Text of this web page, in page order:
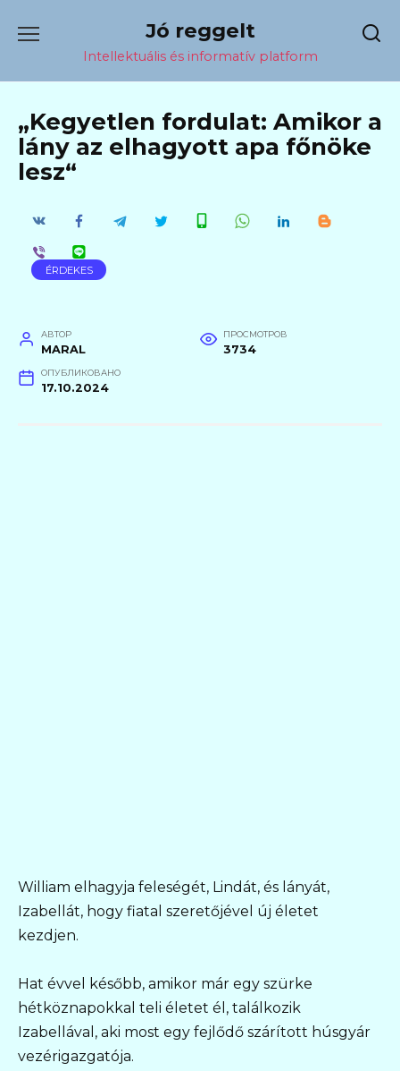
содержанию
Jó reggelt
Intellektuális és informatív platform
„Kegyetlen fordulat: Amikor a
lány az elhagyott apa főnöke
lesz“
ÉRDEKES
АВТОР
MARAL
ПРОСМОТРОВ
3734
ОПУБЛИКОВАНО
17.10.2024
William elhagyja feleségét, Lindát, és lányát,
Izabellát, hogy fiatal szeretőjével új életet
kezdjen.
Hat évvel később, amikor már egy szürke
hétköznapokkal teli életet él, találkozik
Izabellával, aki most egy fejlődő szárított húsgyár
vezérigazgatója.